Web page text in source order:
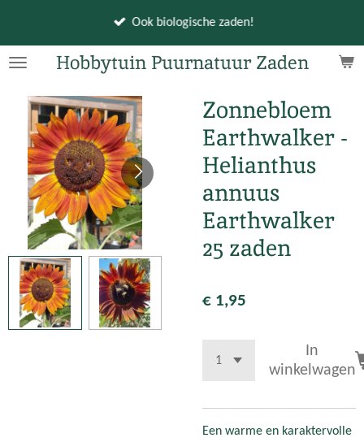
naar
hoofdinhoud
Hobbytuin Puurnatuur Zaden
Ook biologische zaden!
Zonnebloem
Earthwalker -
Helianthus
annuus
Earthwalker
25 zaden
€ 1,95
In
winkelwagen
Een warme en karaktervolle